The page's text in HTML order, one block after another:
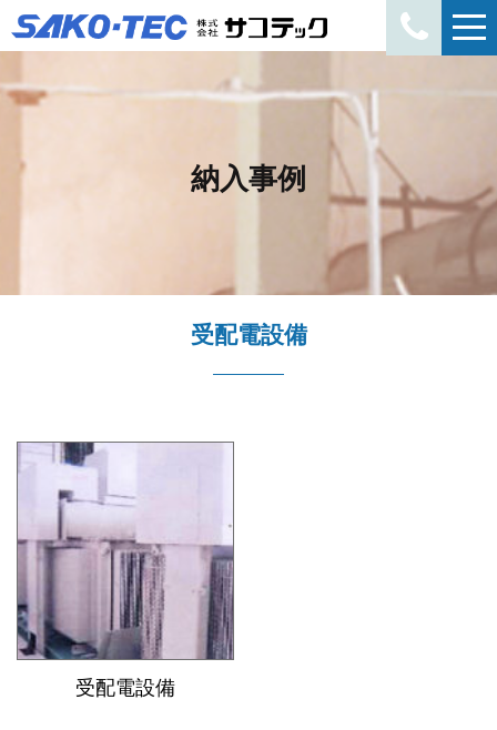
納入事例
受配電設備
受配電設備